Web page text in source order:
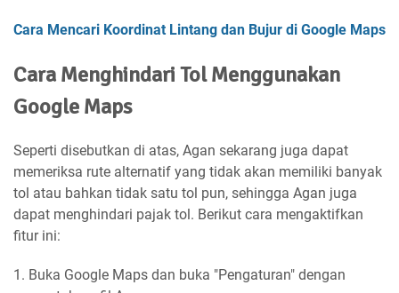
Cara Mencari Koordinat Lintang dan Bujur di Google Maps
Cara Menghindari Tol Menggunakan
Google Maps
Seperti disebutkan di atas, Agan sekarang juga dapat
memeriksa rute alternatif yang tidak akan memiliki banyak
tol atau bahkan tidak satu tol pun, sehingga Agan juga
dapat menghindari pajak tol. Berikut cara mengaktifkan
fitur ini:
1. Buka Google Maps dan buka "Pengaturan" dengan